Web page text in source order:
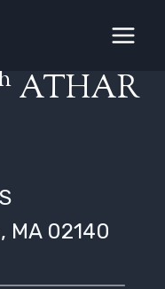
ATHAR
MA 02140